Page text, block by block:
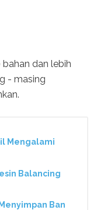
dan lebih
- masing
Mengalami
Balancing
Ban